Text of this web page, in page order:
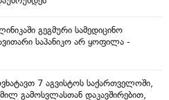
გეგმური სამედიცინო
საპანიკო არ ყოფილა -
7 აგვისტოს საქართველოში,
გამოსვლასთან დაკავშირებით,